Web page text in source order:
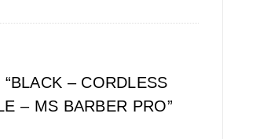
– CORDLESS
– MS BARBER PRO”